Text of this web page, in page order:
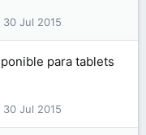
30 Jul 2015
para tablets
30 Jul 2015